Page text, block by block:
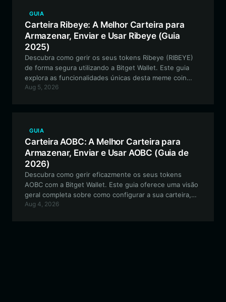
GUIA
Carteira Ribeye: A Melhor Carteira para
Armazenar, Enviar e Usar Ribeye (Guia
2025)
Descubra como gerir os seus tokens Ribeye (RIBEYE)
de forma segura utilizando a Bitget Wallet. Este guia
explora as funcionalidades únicas desta meme coin
baseada em Solana e como otimizar a sua experiência
Aug 5, 2026
GUIA
Carteira AOBC: A Melhor Carteira para
Armazenar, Enviar e Usar AOBC (Guia de
2026)
Descubra como gerir eficazmente os seus tokens
AOBC com a Bitget Wallet. Este guia oferece uma visão
geral completa sobre como configurar a sua carteira,
interagir com a BNB Chain e participar no ecossistema
Aug 4, 2026